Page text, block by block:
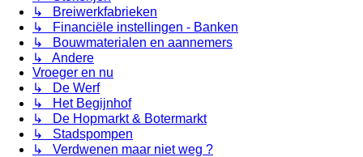
↳ Breiwerkfabrieken
↳ Financiële instellingen - Banken
↳ Bouwmaterialen en aannemers
↳ Andere
Vroeger en nu
↳ De Werf
↳ Het Begijnhof
↳ De Hopmarkt & Botermarkt
↳ Stadspompen
↳ Verdwenen maar niet weg ?